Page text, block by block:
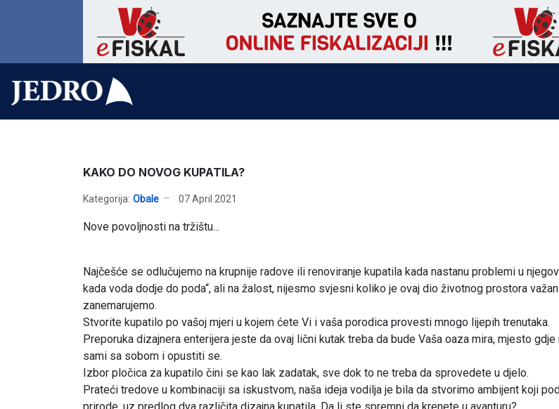
KAKO DO NOVOG KUPATILA?
Kategorija: Obale 07 April 2021
Nove povoljnosti na tržištu...
Najčešće se odlučujemo na krupnije radove ili renoviranje kupatila kada nastanu problemi u
kada voda dodje do poda“, ali na žalost, nijesmo svjesni koliko je ovaj dio životnog prostora
zanemarujemo.
Stvorite kupatilo po vašoj mjeri u kojem ćete Vi i vaša porodica provesti mnogo lijepih trenutaka.
Preporuka dizajnera enterijera jeste da ovaj lični kutak treba da bude Vaša oaza mira, mjesto
sami sa sobom i opustiti se.
Izbor pločica za kupatilo čini se kao lak zadatak, sve dok to ne treba da sprovedete u djelo.
Prateći tredove u kombinaciji sa iskustvom, naša ideja vodilja je bila da stvorimo ambijent koji